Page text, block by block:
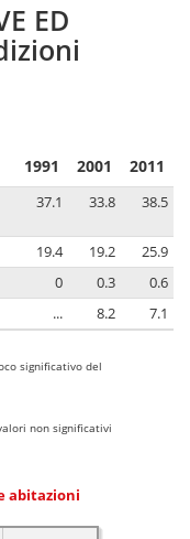
ED
1991 2001 2011
37.1 33.8 38.5
19.4 19.2
25.9
0 0.3
0.6
... 8.2 7.1
significativo del
non significativi
abitazioni